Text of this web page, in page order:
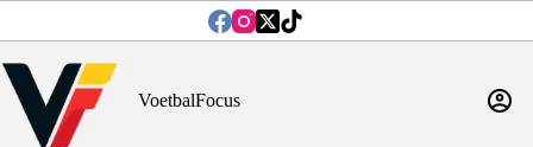
inhoud
VoetbalFocus